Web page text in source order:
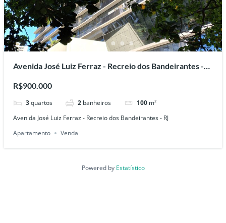
Avenida José Luiz Ferraz - Recreio dos Bandeirantes -
R$900.000
3 quartos 2 banheiros 100 m²
Avenida José Luiz Ferraz - Recreio dos Bandeirantes - RJ
Apartamento
Venda
Powered by Estatístico